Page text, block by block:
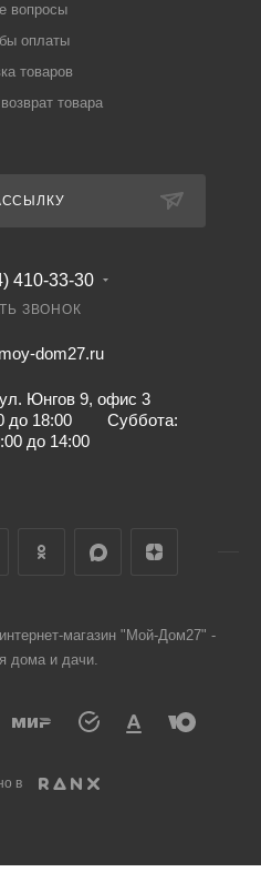
вопросы
оплаты
товаров
товара
410-33-30
ЗВОНОК
dom27.ru
Юнгов 9, офис 3
до 18:00 Суббота:
до 14:00
магазин "Мой-Дом27" -
дома и дачи.
в